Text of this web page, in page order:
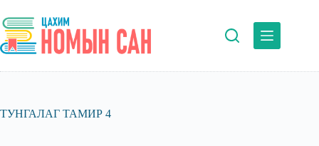
to
content
ТУНГАЛАГ ТАМИР 4